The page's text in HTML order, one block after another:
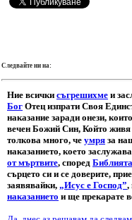
Следвайте ни на: